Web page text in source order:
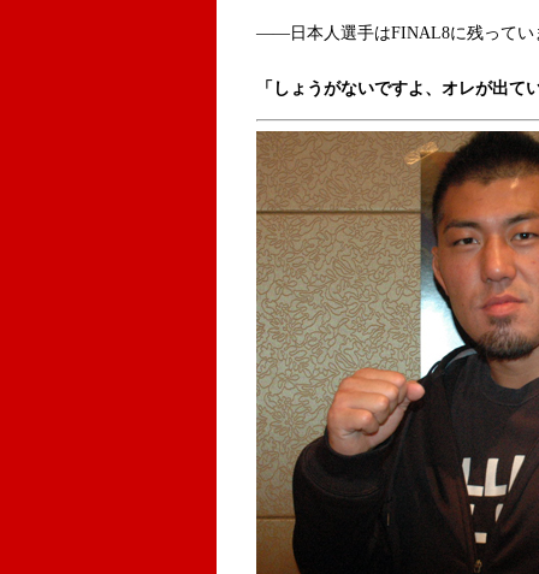
――日本人選手はFINAL8に残ってい
「しょうがないですよ、オレが出て